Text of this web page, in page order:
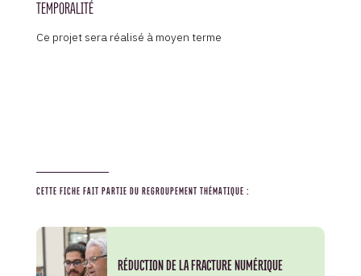
TEMPORALITÉ
Ce projet sera réalisé à moyen terme
CETTE FICHE FAIT PARTIE DU REGROUPEMENT THÉMATIQUE :
RÉDUCTION DE LA FRACTURE NUMÉRIQUE